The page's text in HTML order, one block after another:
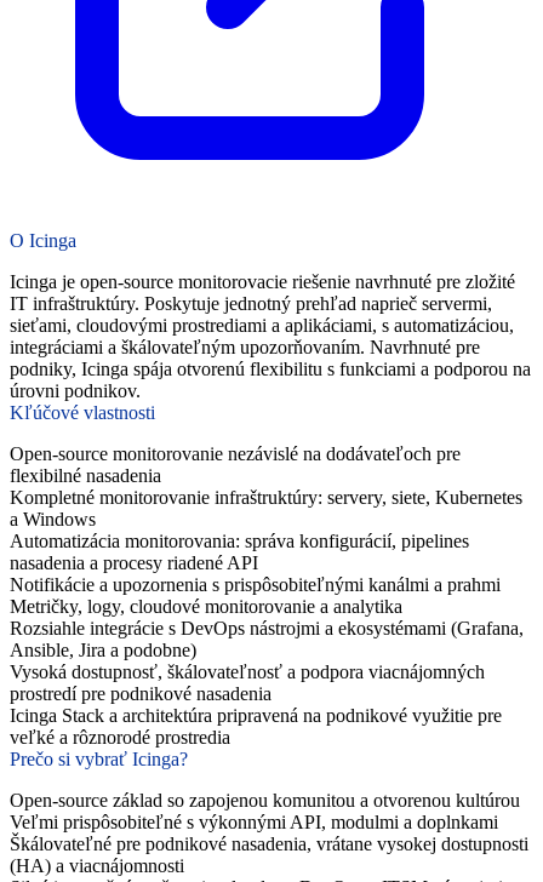
O Icinga
Icinga je open-source monitorovacie riešenie navrhnuté pre zložité
IT infraštruktúry. Poskytuje jednotný prehľad naprieč servermi,
sieťami, cloudovými prostrediami a aplikáciami, s automatizáciou,
integráciami a škálovateľným upozorňovaním. Navrhnuté pre
podniky, Icinga spája otvorenú flexibilitu s funkciami a podporou na
úrovni podnikov.
Kľúčové vlastnosti
Open-source monitorovanie nezávislé na dodávateľoch pre
flexibilné nasadenia
Kompletné monitorovanie infraštruktúry: servery, siete, Kubernetes
a Windows
Automatizácia monitorovania: správa konfigurácií, pipelines
nasadenia a procesy riadené API
Notifikácie a upozornenia s prispôsobiteľnými kanálmi a prahmi
Metričky, logy, cloudové monitorovanie a analytika
Rozsiahle integrácie s DevOps nástrojmi a ekosystémami (Grafana,
Ansible, Jira a podobne)
Vysoká dostupnosť, škálovateľnosť a podpora viacnájomných
prostredí pre podnikové nasadenia
Icinga Stack a architektúra pripravená na podnikové využitie pre
veľké a rôznorodé prostredia
Prečo si vybrať Icinga?
Open-source základ so zapojenou komunitou a otvorenou kultúrou
Veľmi prispôsobiteľné s výkonnými API, modulmi a doplnkami
Škálovateľné pre podnikové nasadenia, vrátane vysokej dostupnosti
(HA) a viacnájomnosti